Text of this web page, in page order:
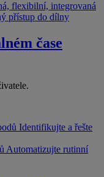
flexibilní, integrovaná
přístup do dílny
čase
Identifikujte a řešte
Automatizujte rutinní